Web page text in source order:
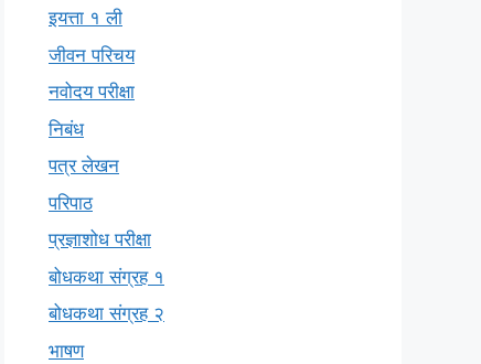
इयत्ता १ ली
जीवन परिचय
नवोदय परीक्षा
निबंध
पत्र लेखन
परिपाठ
प्रज्ञाशोध परीक्षा
बोधकथा संग्रह १
बोधकथा संग्रह २
भाषण